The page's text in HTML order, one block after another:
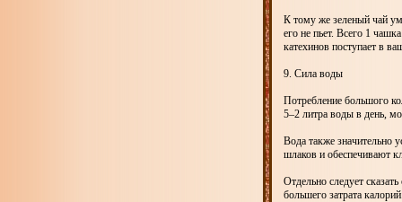
К тому же зеленый чай
его не пьет. Всего 1
катехинов поступает в
9. Сила воды
Потребление большого
5–2 литра воды в день,
Вода также значительно
шлаков и обеспечивают
Отдельно следует
большего затрата